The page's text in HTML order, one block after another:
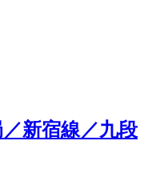
新宿線／九段